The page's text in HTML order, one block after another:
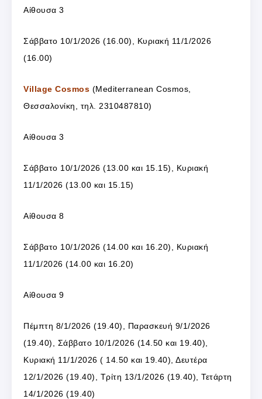
Αίθουσα 3
Σάββατο 10/1/2026 (16.00), Κυριακή 11/1/2026
(16.00)
Village Cosmos (Mediterranean Cosmos,
Θεσσαλονίκη, τηλ. 2310487810)
Αίθουσα 3
Σάββατο 10/1/2026 (13.00 και 15.15), Κυριακή
11/1/2026 (13.00 και 15.15)
Αίθουσα 8
Σάββατο 10/1/2026 (14.00 και 16.20), Κυριακή
11/1/2026 (14.00 και 16.20)
Αίθουσα 9
Πέμπτη 8/1/2026 (19.40), Παρασκευή 9/1/2026
(19.40), Σάββατο 10/1/2026 (14.50 και 19.40),
Κυριακή 11/1/2026 ( 14.50 και 19.40), Δευτέρα
12/1/2026 (19.40), Τρίτη 13/1/2026 (19.40), Τετάρτη
14/1/2026 (19.40)